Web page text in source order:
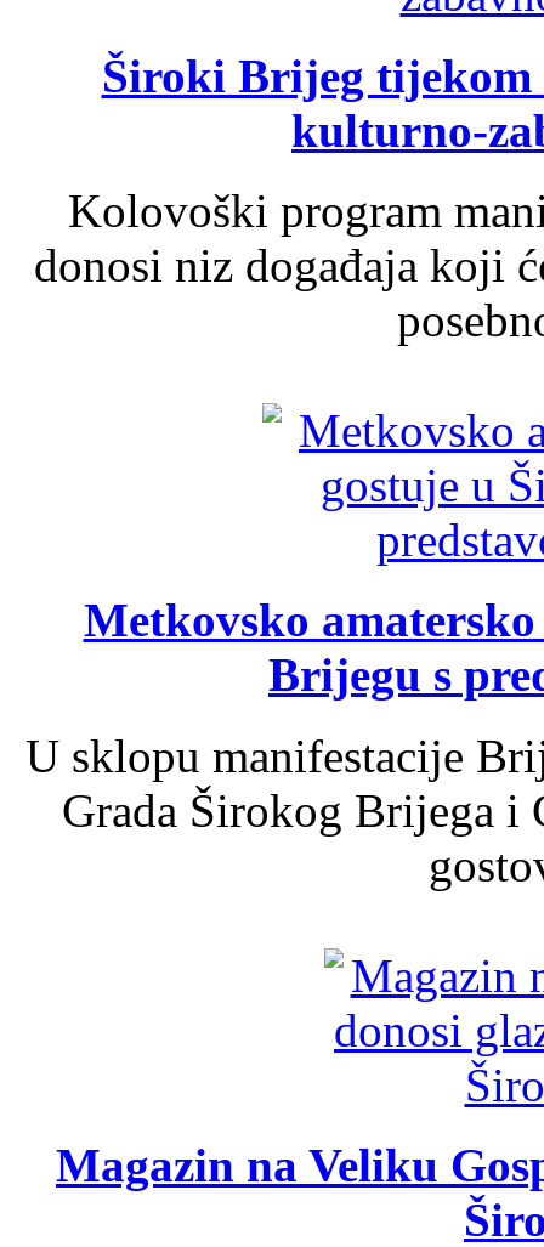
Široki Brijeg tijekom
kulturno-
Kolovoški program
donosi niz događaja koji
Metkovsko
Brijegu s
U sklopu manifestacije
Grada Širokog Brijega
Magazin na Veliku